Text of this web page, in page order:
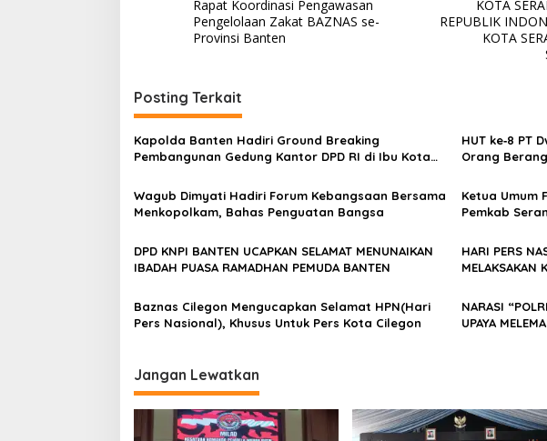
Rapat Koordinasi Pengawasan
Pengelolaan Zakat BAZNAS se-
Provinsi Banten
KOTA
REPUBLIK
KOTA
Posting Terkait
Kapolda Banten Hadiri Ground Breaking
Pembangunan Gedung Kantor DPD RI di Ibu Kota
HUT ke‑8 PT
Orang
Wagub Dimyati Hadiri Forum Kebangsaan Bersama
Menkopolkam, Bahas Penguatan Bangsa
Ketua Umum
Pemkab
DPD KNPI BANTEN UCAPKAN SELAMAT MENUNAIKAN
IBADAH PUASA RAMADHAN PEMUDA BANTEN
HARI PERS
MELAKSAKAN
Baznas Cilegon Mengucapkan Selamat HPN(Hari
Pers Nasional), Khusus Untuk Pers Kota Cilegon
NARASI
UPAYA
Jangan Lewatkan